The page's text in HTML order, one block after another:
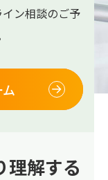
ン相談のご予
理解する